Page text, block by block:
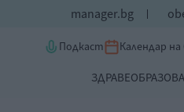
manager.bg
Подкаст Календар
ЗДРАВЕ